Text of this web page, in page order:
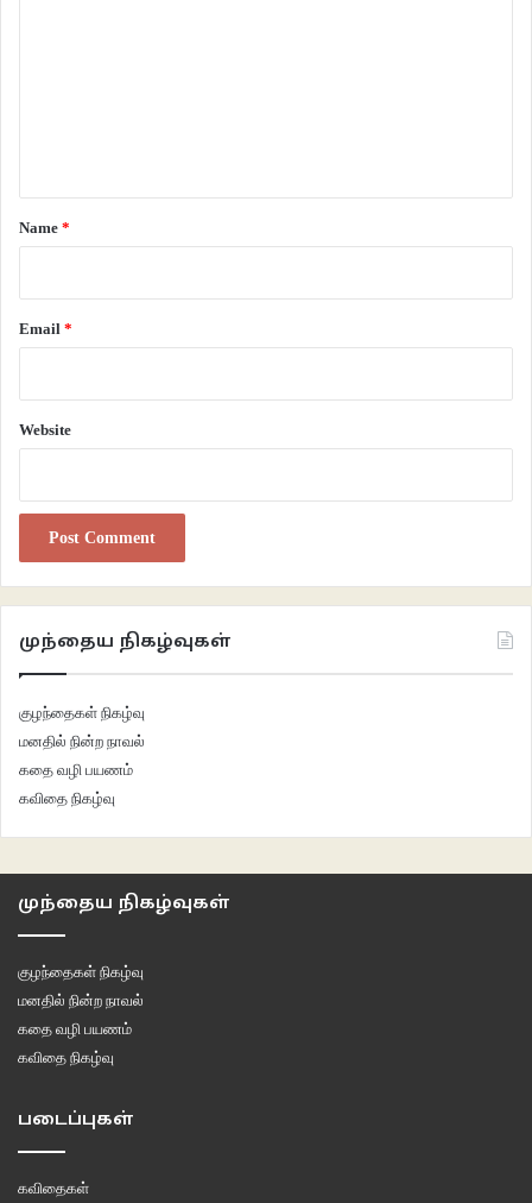
*
Name *
Email *
Website
முந்தைய நிகழ்வுகள்
குழந்தைகள் நிகழ்வு
மனதில் நின்ற நாவல்
கதை வழி பயணம்
கவிதை நிகழ்வு
முந்தைய நிகழ்வுகள்
குழந்தைகள் நிகழ்வு
மனதில் நின்ற நாவல்
கதை வழி பயணம்
கவிதை நிகழ்வு
படைப்புகள்
கவிதைகள்